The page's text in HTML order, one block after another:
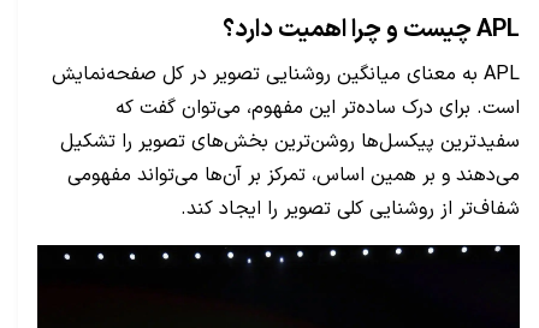
APL چیست و چرا اهمیت دارد؟
APL به معنای میانگین روشنایی تصویر در کل صفحه‌نمایش
است. برای درک ساده‌تر این مفهوم، می‌توان گفت که
سفیدترین پیکسل‌ها روشن‌ترین بخش‌های تصویر را تشکیل
می‌دهند و بر همین اساس، تمرکز بر آن‌ها می‌تواند مفهومی
شفاف‌تر از روشنایی کلی تصویر را ایجاد کند.